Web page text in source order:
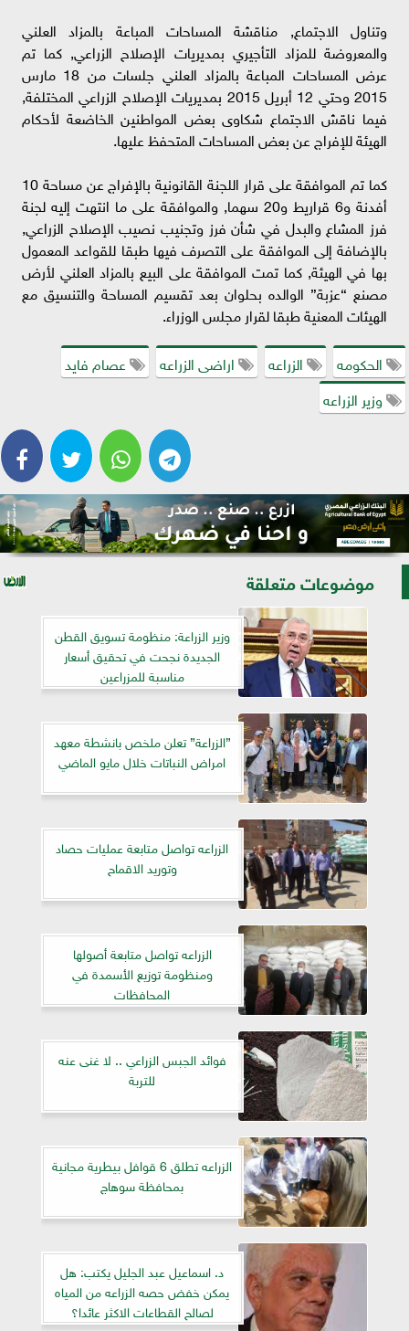
وتناول الاجتماع, مناقشة المساحات المباعة بالمزاد العلني
والمعروضة للمزاد التأجيري بمديريات الإصلاح الزراعي, كما تم
عرض المساحات المباعة بالمزاد العلني جلسات من 18 مارس
2015 وحتي 12 أبريل 2015 بمديريات الإصلاح الزراعي المختلفة,
فيما ناقش الاجتماع شكاوى بعض المواطنين الخاضعة لأحكام
الهيئة للإفراج عن بعض المساحات المتحفظ عليها.
كما تم الموافقة على قرار اللجنة القانونية بالإفراج عن مساحة 10
أفدنة و6 قراريط و20 سهما, والموافقة على ما انتهت إليه لجنة
فرز المشاع والبدل في شأن فرز وتجنيب نصيب الإصلاح الزراعي,
بالإضافة إلى الموافقة على التصرف فيها طبقا للقواعد المعمول
بها في الهيئة, كما تمت الموافقة على البيع بالمزاد العلني لأرض
مصنع “عزبة” الوالده بحلوان بعد تقسيم المساحة والتنسيق مع
الهيئات المعنية طبقا لقرار مجلس الوزراء.
الحكومه
الزراعه اراضى الزراعه
عصام فايد
وزير الزراعه
موضوعات متعلقة
وزير الزراعة: منظومة تسويق القطن
الجديدة نجحت في تحقيق أسعار
مناسبة للمزراعين
”الزراعة” تعلن ملخص بانشطة معهد
امراض النباتات خلال مايو الماضي
الزراعه تواصل متابعة عمليات حصاد
وتوريد الاقماح
الزراعه تواصل متابعة أصولها
ومنظومة توزيع الأسمدة في
المحافظات
فوائد الجبس الزراعي .. لا غنى عنه
للتربة
الزراعه تطلق 6 قوافل بيطرية مجانية
بمحافظة سوهاج
د. اسماعيل عبد الجليل يكتب: هل
يمكن خفض حصه الزراعه من المياه
لصالح القطاعات الاكثر عائدا؟